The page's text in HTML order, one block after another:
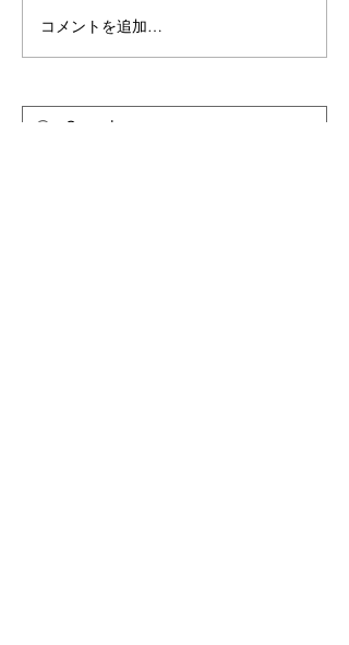
某保養所 養老郡 ＃17
コメントを追加…